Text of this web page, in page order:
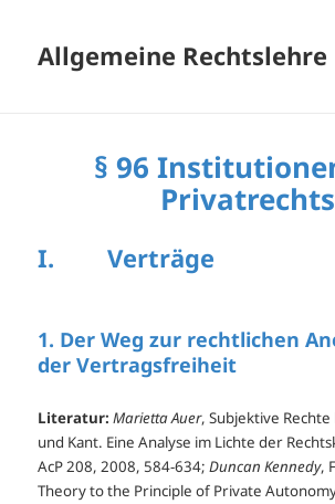
Allgemeine Rechtslehre
§ 96
Privatrechts
I. Verträge
1. Der Weg zur rechtlichen
der Vertragsfreiheit
Literatur: Marietta Auer, Subjektive
und Kant. Eine Analyse im Lichte der
AcP 208, 2008, 584-634;Duncan Kennedy,
Theory to the Principle of Private